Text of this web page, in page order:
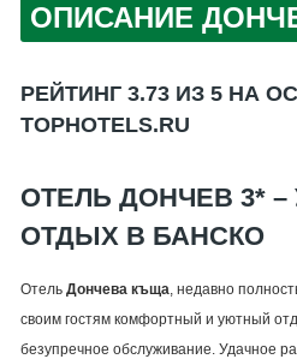
ОПИСАНИЕ
РЕЙТИНГ 3.73 ИЗ 5 НА
TOPHOTELS.RU
ОТЕЛЬ ДОНЧЕВ 3*
ОТДЫХ В БАНСКО
Отель Дончева къща, недавно
своим гостям комфортный и уютный
безупречное обслуживание. Удачное